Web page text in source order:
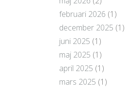
februari 2026 (1)
december 2025 (1)
juni 2025 (1)
maj 2025 (1)
april 2025 (1)
mars 2025 (1)